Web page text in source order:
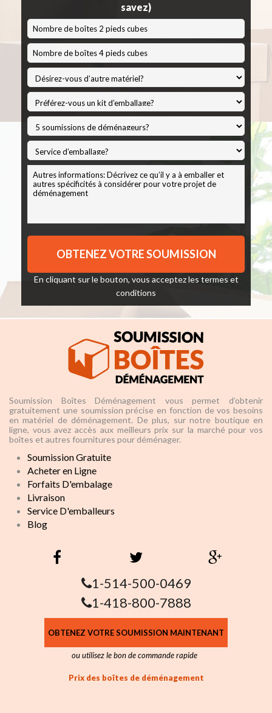
slash
AAAA
savez)
En cliquant sur le bouton, vous acceptez les termes et
conditions
Soumission Boîtes Déménagement vous permet d’obtenir
gratuitement une soumission précise en fonction de vos besoins
en matériel de déménagement. De plus, sur notre boutique en
ligne, vous avez accès aux meilleurs prix sur la marché pour vos
boîtes et autres fournitures pour déménager.
Soumission Gratuite
Acheter en Ligne
Forfaits D'embalage
Livraison
Service D'emballeurs
Blog
1-514-500-0469
1-418-800-7888
OBTENEZ VOTRE SOUMISSION MAINTENANT
ou utilisez le bon de commande rapide
Prix des boîtes de déménagement